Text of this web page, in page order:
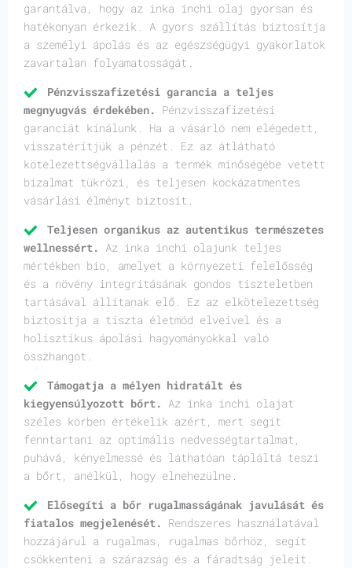
garantálva, hogy az inka inchi olaj gyorsan és
hatékonyan érkezik. A gyors szállítás biztosítja
a személyi ápolás és az egészségügyi gyakorlatok
zavartalan folyamatosságát.
Pénzvisszafizetési garancia a teljes
megnyugvás érdekében. Pénzvisszafizetési
garanciát kínálunk. Ha a vásárló nem elégedett,
visszatérítjük a pénzét. Ez az átlátható
kötelezettségvállalás a termék minőségébe vetett
bizalmat tükrözi, és teljesen kockázatmentes
vásárlási élményt biztosít.
Teljesen organikus az autentikus természetes
wellnessért. Az inka inchi olajunk teljes
mértékben bio, amelyet a környezeti felelősség
és a növény integritásának gondos tiszteletben
tartásával állítanak elő. Ez az elkötelezettség
biztosítja a tiszta életmód elveivel és a
holisztikus ápolási hagyományokkal való
összhangot.
Támogatja a mélyen hidratált és
kiegyensúlyozott bőrt. Az inka inchi olajat
széles körben értékelik azért, mert segít
fenntartani az optimális nedvességtartalmat,
puhává, kényelmessé és láthatóan tápláltá teszi
a bőrt, anélkül, hogy elnehezülne.
Elősegíti a bőr rugalmasságának javulását és
fiatalos megjelenését. Rendszeres használatával
hozzájárul a rugalmas, rugalmas bőrhöz, segít
csökkenteni a szárazság és a fáradtság jeleit.